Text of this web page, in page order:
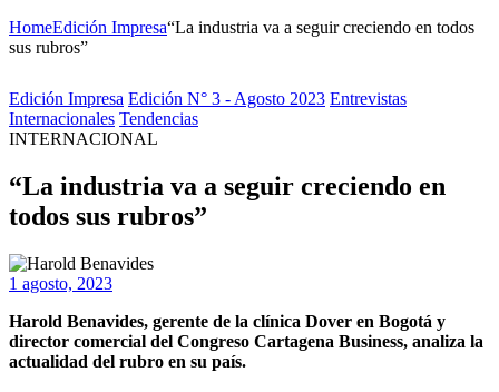
HomeEdición Impresa“La industria va a seguir creciendo en todos
sus rubros”
Edición Impresa Edición N° 3 - Agosto 2023 Entrevistas
Internacionales Tendencias
INTERNACIONAL
“La industria va a seguir creciendo en
todos sus rubros”
1 agosto, 2023
Harold Benavides, gerente de la clínica Dover en Bogotá y
director comercial del Congreso Cartagena Business, analiza la
actualidad del rubro en su país.